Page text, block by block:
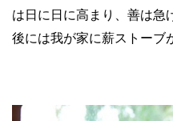
は日に日に高まり、善は急
後には我が家に薪ストーブ